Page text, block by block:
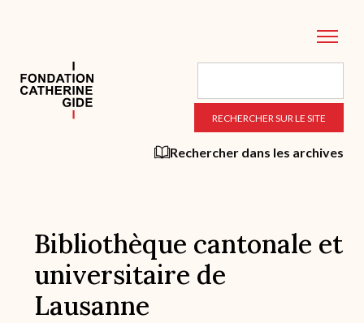
principal
Rechercher dans les archives
Bibliothèque cantonale et
universitaire de
Lausanne